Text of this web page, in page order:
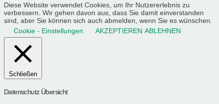
Diese Website verwendet Cookies, um Ihr Nutzererlebnis zu
verbessern. Wir gehen davon aus, dass Sie damit einverstanden
sind, aber Sie können sich auch abmelden, wenn Sie es wünschen.
Cookie - Einstellungen
AKZEPTIEREN ABLEHNEN
Schließen
Datenschutz Übersicht